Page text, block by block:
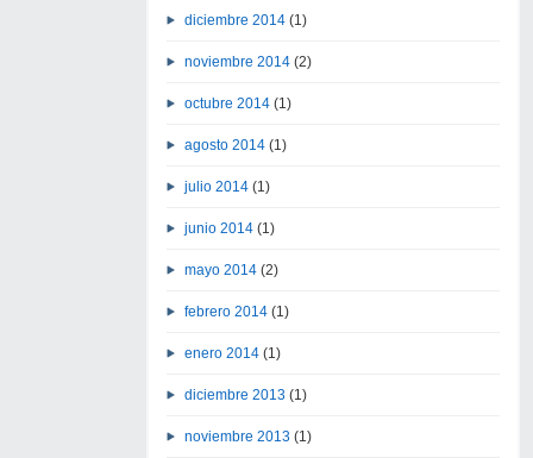
diciembre 2014(1)
noviembre 2014(2)
octubre 2014(1)
agosto 2014(1)
julio 2014(1)
junio 2014(1)
mayo 2014(2)
febrero 2014(1)
enero 2014(1)
diciembre 2013 (1)
noviembre 2013 (1)